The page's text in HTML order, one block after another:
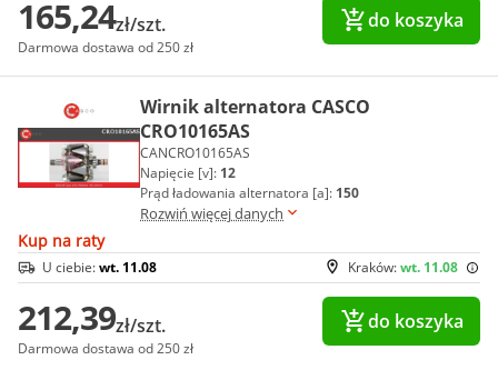
165,24zł/szt.
Darmowa dostawa od 250 zł
do koszyka
Wirnik alternatora CASCO
CRO10165AS
CANCRO10165AS
Napięcie [v]: 12
Prąd ładowania alternatora [a]: 150
Rozwiń więcej danych
Kup na raty
Kraków:wt. 11.08
U ciebie:wt. 11.08
212,39zł/szt.
Darmowa dostawa od 250 zł
do koszyka